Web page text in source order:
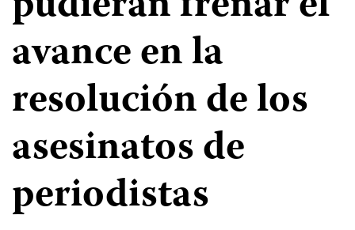
avance en la
resolución de los
asesinatos de
periodistas